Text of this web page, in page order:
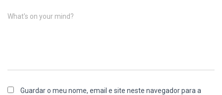
What's on your mind?
Guardar o meu nome, email e site neste navegador para a